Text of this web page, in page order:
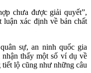
chưa được giải quyết”,
luận xác định về bản chất
sự, an ninh quốc gia
thấy một số ví dụ về
lộ cũng như những câu